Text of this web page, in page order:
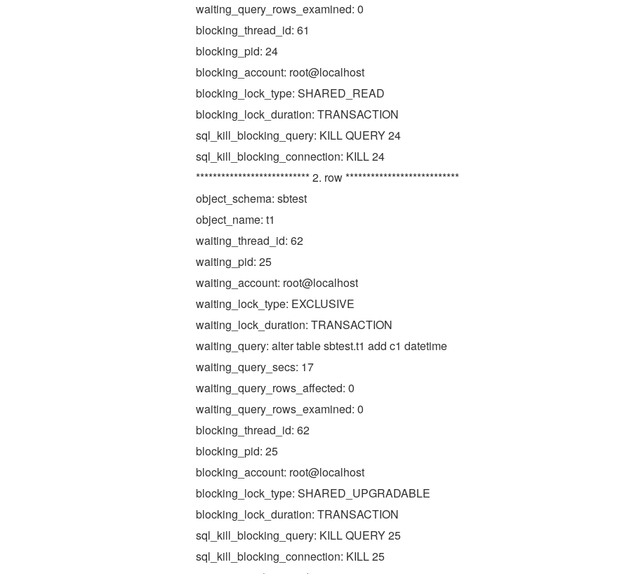
waiting_query_rows_examined: 0
blocking_thread_id: 61
blocking_pid: 24
blocking_account: root@localhost
blocking_lock_type: SHARED_READ
blocking_lock_duration: TRANSACTION
sql_kill_blocking_query: KILL QUERY 24
sql_kill_blocking_connection: KILL 24
*************************** 2. row ***************************
object_schema: sbtest
object_name: t1
waiting_thread_id: 62
waiting_pid: 25
waiting_account: root@localhost
waiting_lock_type: EXCLUSIVE
waiting_lock_duration: TRANSACTION
waiting_query: alter table sbtest.t1 add c1 datetime
waiting_query_secs: 17
waiting_query_rows_affected: 0
waiting_query_rows_examined: 0
blocking_thread_id: 62
blocking_pid: 25
blocking_account: root@localhost
blocking_lock_type: SHARED_UPGRADABLE
blocking_lock_duration: TRANSACTION
sql_kill_blocking_query: KILL QUERY 25
sql_kill_blocking_connection: KILL 25